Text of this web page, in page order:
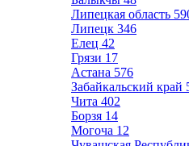
Липецкая область
Липецк 346
Елец 42
Грязи 17
Астана 576
Забайкальский край
Чита 402
Борзя 14
Могоча 12